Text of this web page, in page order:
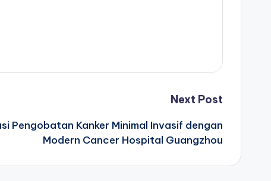
Next Post
Pengobatan Kanker Minimal Invasif dengan
Modern Cancer Hospital Guangzhou